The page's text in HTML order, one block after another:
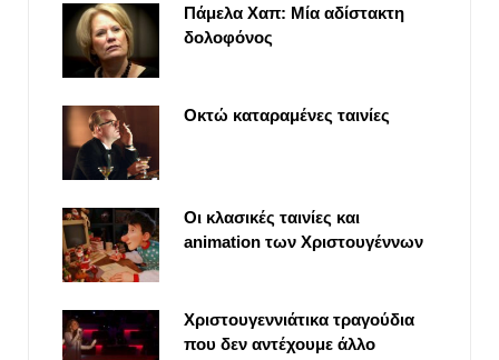
Πάμελα Χαπ: Μία αδίστακτη
δολοφόνος
Οκτώ καταραμένες ταινίες
Οι κλασικές ταινίες και
animation των Χριστουγέννων
Χριστουγεννιάτικα τραγούδια
που δεν αντέχουμε άλλο